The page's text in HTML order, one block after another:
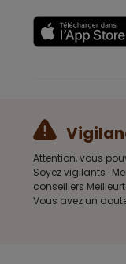
Attention, vous
Soyez vigilants ·
conseillers
Vous avez un